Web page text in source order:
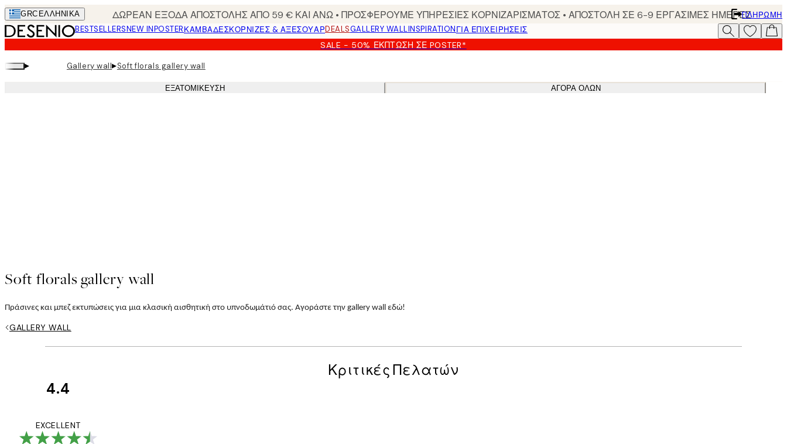
Skip
to
main
content.
GRC ΕΛΛΗΝΙΚΆ ΔΩΡΕΑΝ ΕΞΟΔΑ ΑΠΟΣΤΟΛΗΣ ΑΠΟ 59 € ΚΑΙ ΑΝΩ • ΠΡΟΣΦΕΡΟΥΜΕ ΥΠΗΡΕΣΙΕΣ ΚΟΡΝΙΖΑΡΙΣΜΑΤΟΣ • ΑΠΟΣΤΟΛΗ ΣΕ 6-9 ΕΡΓΑΣΙΜΕΣ ΗΜΕΡΕΣΠΛΗΡΩΜΉ
BESTSELLERSNEW INPOSTERΚΑΜΒΆΔΕΣΚΟΡΝΊΖΕΣ & ΑΞΕΣΟΥΆΡDEALSGALLERY WALLINSPIRATIONΓΙΑ ΕΠΙΧΕΙΡΗΣΕΙΣ
SALE - 50% ΈΚΠΤΩΣΗ ΣΕ POSTER*
▸ Gallery wall▸Soft florals gallery wall
ΕΞΑΤΟΜΊΚΕΥΣΗ ΑΓΟΡΆ ΌΛΩΝ
Soft florals gallery wall
Πράσινες και μπεζ εκτυπώσεις για μια κλασική αισθητική στο υπνοδωμάτιό σας. Αγοράστε την gallery wall εδώ!
GALLERY WALL
Κριτικές Πελατών
4.4
EXCELLENT